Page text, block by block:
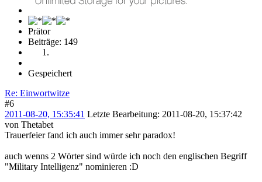
Prätor
Beiträge: 149
Gespeichert
Re: Einwortwitze
#6
2011-08-20, 15:35:41 Letzte Bearbeitung: 2011-08-20, 15:37:42
von Thetabet
Trauerfeier fand ich auch immer sehr paradox!
auch wenns 2 Wörter sind würde ich noch den englischen Begriff
"Military Intelligenz" nominieren :D